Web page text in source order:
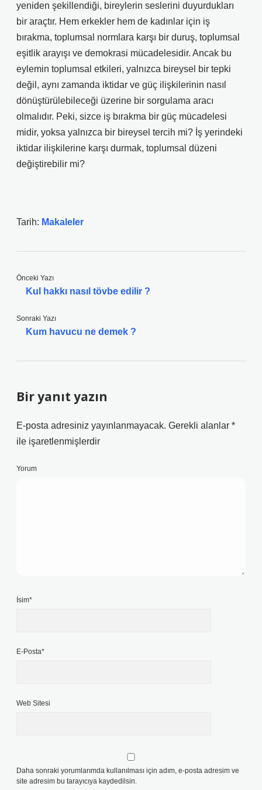
yeniden şekillendiği, bireylerin seslerini duyurdukları
bir araçtır. Hem erkekler hem de kadınlar için iş
bırakma, toplumsal normlara karşı bir duruş, toplumsal
eşitlik arayışı ve demokrasi mücadelesidir. Ancak bu
eylemin toplumsal etkileri, yalnızca bireysel bir tepki
değil, aynı zamanda iktidar ve güç ilişkilerinin nasıl
dönüştürülebileceği üzerine bir sorgulama aracı
olmalıdır. Peki, sizce iş bırakma bir güç mücadelesi
midir, yoksa yalnızca bir bireysel tercih mi? İş yerindeki
iktidar ilişkilerine karşı durmak, toplumsal düzeni
değiştirebilir mi?
Tarih: Makaleler
Önceki Yazı
Kul hakkı nasıl tövbe edilir ?
Sonraki Yazı
Kum havucu ne demek ?
Bir yanıt yazın
E-posta adresiniz yayınlanmayacak. Gerekli alanlar *
ile işaretlenmişlerdir
Yorum
İsim*
E-Posta*
Web Sitesi
Daha sonraki yorumlarımda kullanılması için adım, e-posta adresim ve
site adresim bu tarayıcıya kaydedilsin.